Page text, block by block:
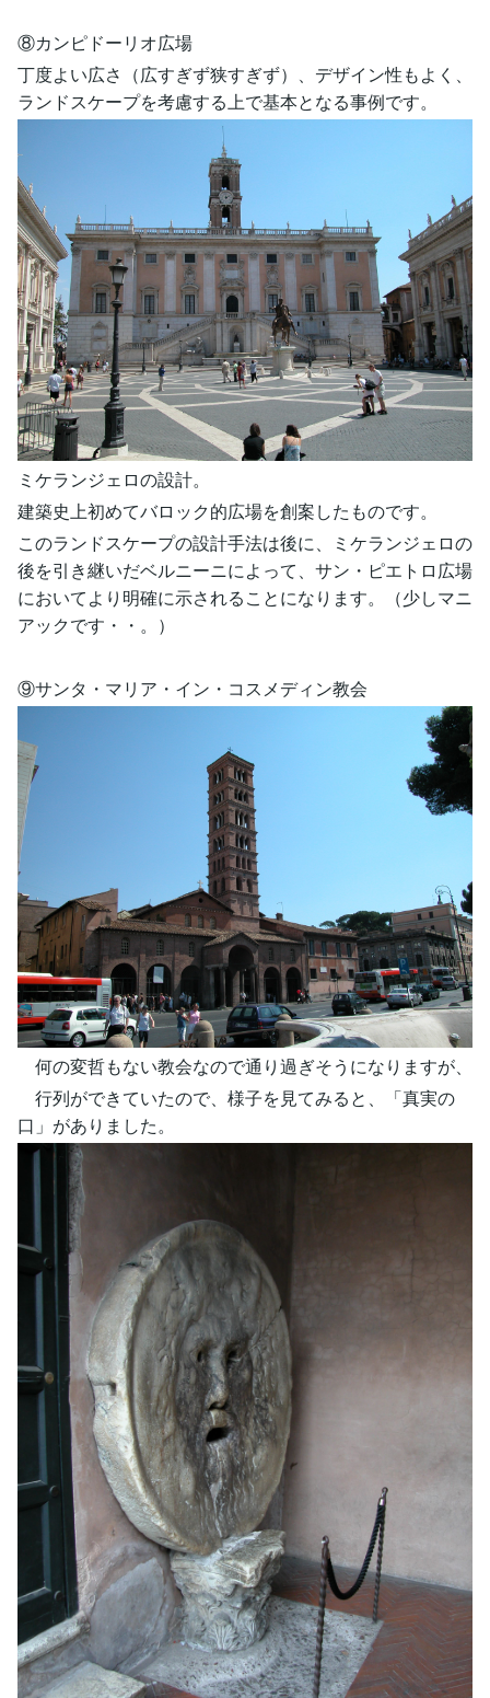
⑧カンピドーリオ広場
丁度よい広さ（広すぎず狭すぎず）、デザイン性もよく、
ランドスケープを考慮する上で基本となる事例です。
ミケランジェロの設計。
建築史上初めてバロック的広場を創案したものです。
このランドスケープの設計手法は後に、ミケランジェロの
後を引き継いだベルニーニによって、サン・ピエトロ広場
においてより明確に示されることになります。（少しマニ
アックです・・。）
⑨サンタ・マリア・イン・コスメディン教会
何の変哲もない教会なので通り過ぎそうになりますが、
行列ができていたので、様子を見てみると、「真実の
口」がありました。